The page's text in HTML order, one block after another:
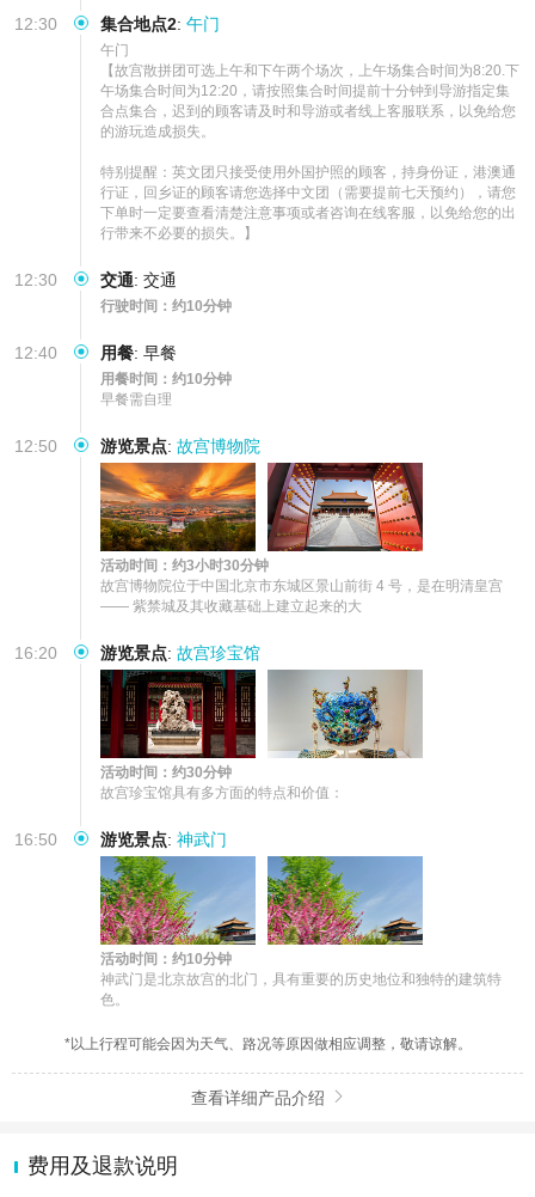
12:30 集合地点2: 午门
午门
【故宫散拼团可选上午和下午两个场次，上午场集合时间为8:20.下
午场集合时间为12:20，请按照集合时间提前十分钟到导游指定集
合点集合，迟到的顾客请及时和导游或者线上客服联系，以免给您
的游玩造成损失。
特别提醒：英文团只接受使用外国护照的顾客，持身份证，港澳通
行证，回乡证的顾客请您选择中文团（需要提前七天预约），请您
下单时一定要查看清楚注意事项或者咨询在线客服，以免给您的出
行带来不必要的损失。】
12:30 交通: 交通
行驶时间：约10分钟
12:40 用餐: 早餐
用餐时间：约10分钟
早餐需自理
12:50 游览景点: 故宫博物院
活动时间：约3小时30分钟
故宫博物院位于中国北京市东城区景山前街 4 号，是在明清皇宫
—— 紫禁城及其收藏基础上建立起来的大
16:20 游览景点: 故宫珍宝馆
活动时间：约30分钟
故宫珍宝馆具有多方面的特点和价值：
16:50 游览景点: 神武门
活动时间：约10分钟
神武门是北京故宫的北门，具有重要的历史地位和独特的建筑特
色。
*以上行程可能会因为天气、路况等原因做相应调整，敬请谅解。
查看详细产品介绍 
费用及退款说明